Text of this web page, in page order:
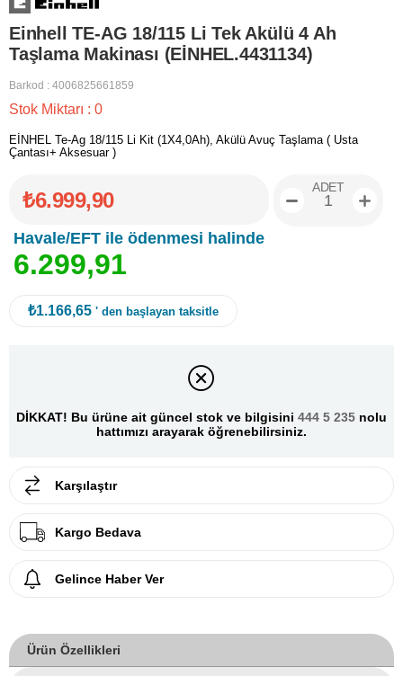
Einhell TE-AG 18/115 Li Tek Akülü 4 Ah
Taşlama Makinası (EİNHEL.4431134)
Barkod : 4006825661859
Stok Miktarı : 0
EİNHEL Te-Ag 18/115 Li Kit (1X4,0Ah), Akülü Avuç Taşlama ( Usta
Çantası+ Aksesuar )
₺6.999,90
Havale/EFT ile ödenmesi halinde
6.299,91
ADET
₺1.166,65 ' den başlayan taksitle
DİKKAT! Bu ürüne ait güncel stok ve bilgisini 444 5 235 nolu
hattımızı arayarak öğrenebilirsiniz.
Karşılaştır
Kargo Bedava
Gelince Haber Ver
Ürün Özellikleri